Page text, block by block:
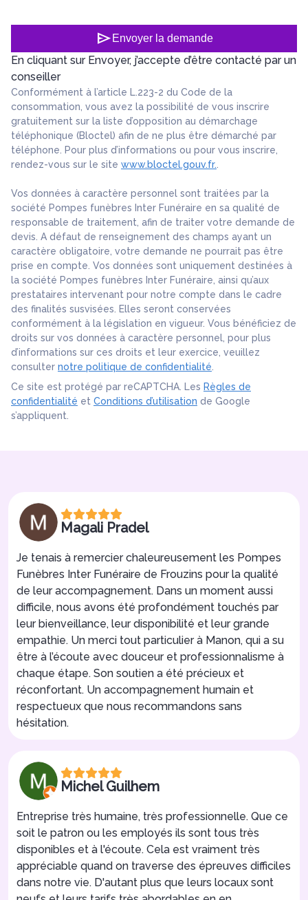
send Envoyer la demande
En cliquant sur Envoyer, j’accepte d’être contacté par un
conseiller
Conformément à l’article L.223-2 du Code de la
consommation, vous avez la possibilité de vous inscrire
gratuitement sur la liste d’opposition au démarchage
téléphonique (Bloctel) afin de ne plus être démarché par
téléphone. Pour plus d’informations ou pour vous inscrire,
rendez-vous sur le site www.bloctel.gouv.fr.
Vos données à caractère personnel sont traitées par la
société Pompes funèbres Inter Funéraire en sa qualité de
responsable de traitement, afin de traiter votre demande de
devis. A défaut de renseignement des champs ayant un
caractère obligatoire, votre demande ne pourrait pas être
prise en compte. Vos données sont uniquement destinées à
la société Pompes funèbres Inter Funéraire, ainsi qu’aux
prestataires intervenant pour notre compte dans le cadre
des finalités susvisées. Elles seront conservées
conformément à la législation en vigueur. Vous bénéficiez de
droits sur vos données à caractère personnel, pour plus
d’informations sur ces droits et leur exercice, veuillez
consulter notre politique de confidentialité
Ce site est protégé par reCAPTCHA. Les Règles de
confidentialité et Conditions d’utilisation de Google
s’appliquent.
Magali Pradel
Je tenais à remercier chaleureusement les Pompes
Funèbres Inter Funéraire de Frouzins pour la qualité
de leur accompagnement. Dans un moment aussi
difficile, nous avons été profondément touchés par
leur bienveillance, leur disponibilité et leur grande
empathie. Un merci tout particulier à Manon, qui a su
être à l’écoute avec douceur et professionnalisme à
chaque étape. Son soutien a été précieux et
réconfortant. Un accompagnement humain et
respectueux que nous recommandons sans
hésitation.
Michel Guilhem
Entreprise très humaine, très professionnelle. Que ce
soit le patron ou les employés ils sont tous très
disponibles et à l'écoute. Cela est vraiment très
appréciable quand on traverse des épreuves difficiles
dans notre vie. D'autant plus que leurs locaux sont